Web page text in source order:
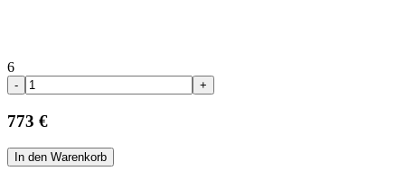
6
- +
773 €
In den Warenkorb